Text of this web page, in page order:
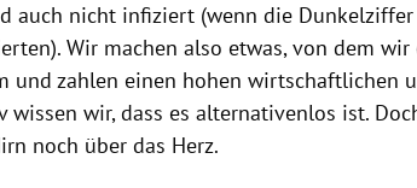
auch nicht infiziert (wenn die
Wir machen also etwas, von dem
und zahlen einen hohen wirtschaftlichen
wissen wir, dass es alternativenlos ist.
noch über das Herz.